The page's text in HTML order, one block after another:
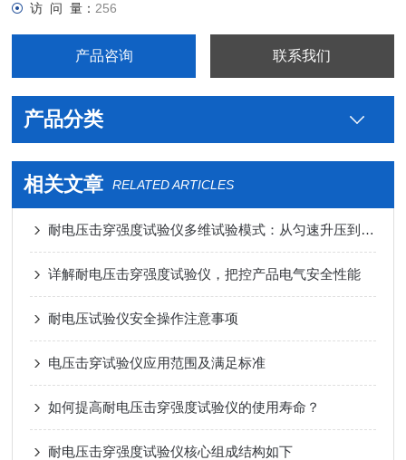
访 问 量： 256
产品咨询 联系我们
产品分类
相关文章 RELATED ARTICLES
耐电压击穿强度试验仪多维试验模式：从匀速升压到耐压试验
详解耐电压击穿强度试验仪，把控产品电气安全性能
耐电压试验仪安全操作注意事项
电压击穿试验仪应用范围及满足标准
如何提高耐电压击穿强度试验仪的使用寿命？
耐电压击穿强度试验仪核心组成结构如下